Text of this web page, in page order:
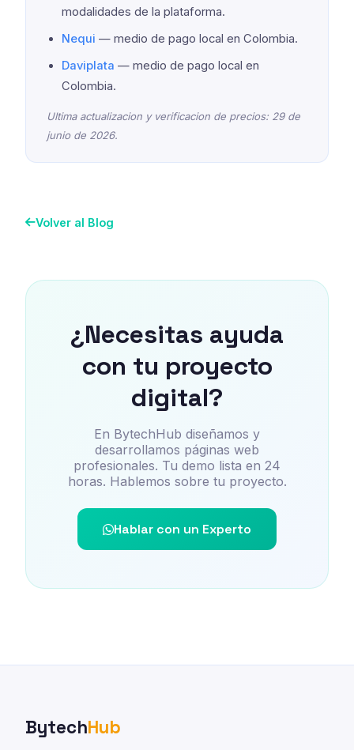
modalidades de la plataforma.
Nequi — medio de pago local en Colombia.
Daviplata — medio de pago local en
Colombia.
Ultima actualizacion y verificacion de precios: 29 de
junio de 2026.
Volver al Blog
¿Necesitas ayuda
con tu proyecto
digital?
En BytechHub diseñamos y
desarrollamos páginas web
profesionales. Tu demo lista en 24
horas. Hablemos sobre tu proyecto.
Hablar con un Experto
BytechHub